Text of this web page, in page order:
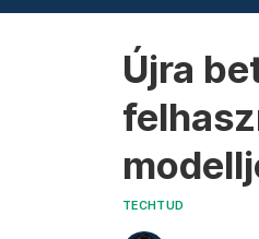
Újra
TECHTUD